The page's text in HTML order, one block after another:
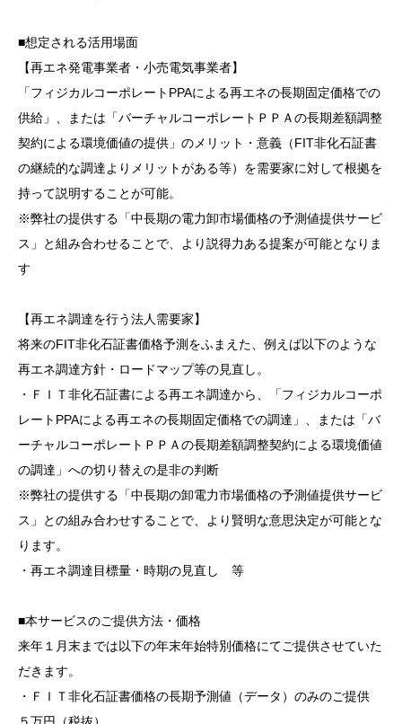
■想定される活用場面
【再エネ発電事業者・小売電気事業者】
「フィジカルコーポレートPPAによる再エネの長期固定価格での
供給」、または「バーチャルコーポレートＰＰＡの長期差額調整
契約による環境価値の提供」のメリット・意義（FIT非化石証書
の継続的な調達よりメリットがある等）を需要家に対して根拠を
持って説明することが可能。
※弊社の提供する「中長期の電力卸市場価格の予測値提供サービ
ス」と組み合わせることで、より説得力ある提案が可能となりま
す
【再エネ調達を行う法人需要家】
将来のFIT非化石証書価格予測をふまえた、例えば以下のような
再エネ調達方針・ロードマップ等の見直し。
・ＦＩＴ非化石証書による再エネ調達から、「フィジカルコーポ
レートPPAによる再エネの長期固定価格での調達」、または「バ
ーチャルコーポレートＰＰＡの長期差額調整契約による環境価値
の調達」への切り替えの是非の判断
※弊社の提供する「中長期の卸電力市場価格の予測値提供サービ
ス」との組み合わせすることで、より賢明な意思決定が可能とな
ります。
・再エネ調達目標量・時期の見直し 等
■本サービスのご提供方法・価格
来年１月末までは以下の年末年始特別価格にてご提供させていた
だきます。
・ＦＩＴ非化石証書価格の長期予測値（データ）のみのご提供